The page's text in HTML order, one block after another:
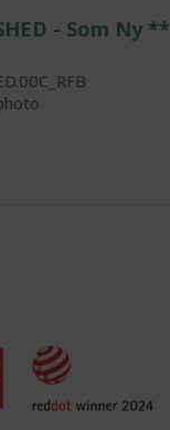
- Som Ny **